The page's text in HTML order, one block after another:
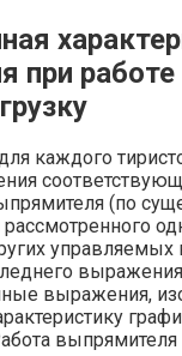
при работе
каждого
(по
выражения,
выпрямителя